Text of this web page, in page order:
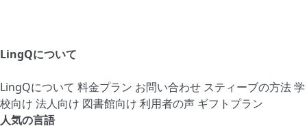
LingQについて
LingQについて 料金プラン お問い合わせ スティーブの方法学
校向け 法人向け 図書館向け 利用者の声 ギフトプラン
人気の言語